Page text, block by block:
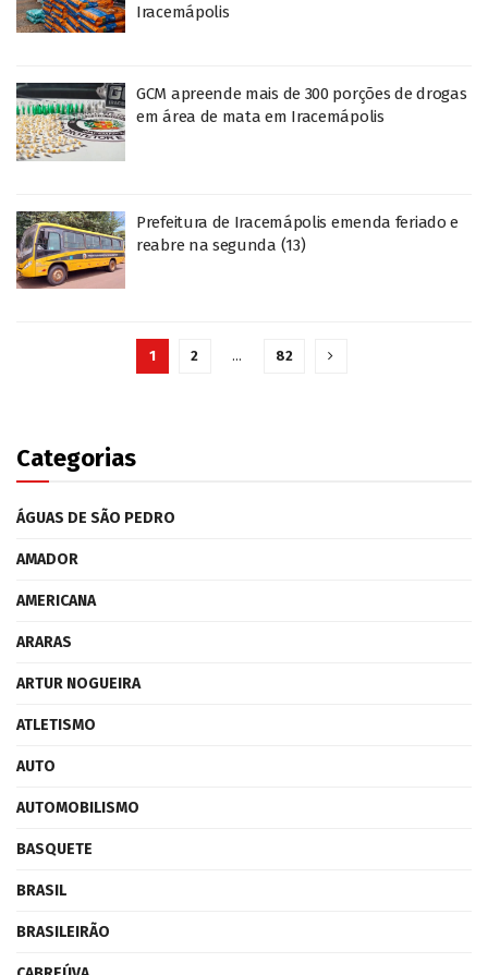
Iracemápolis
GCM apreende mais de 300 porções de drogas
em área de mata em Iracemápolis
Prefeitura de Iracemápolis emenda feriado e
reabre na segunda (13)
1 2 … 82
Categorias
ÁGUAS DE SÃO PEDRO
AMADOR
AMERICANA
ARARAS
ARTUR NOGUEIRA
ATLETISMO
AUTO
AUTOMOBILISMO
BASQUETE
BRASIL
BRASILEIRÃO